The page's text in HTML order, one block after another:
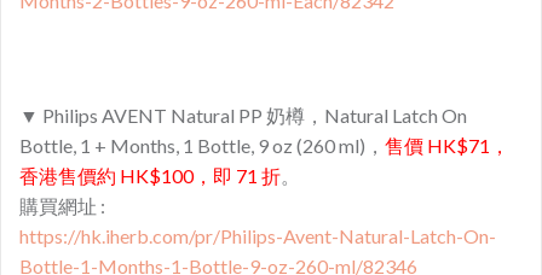
▼ Philips AVENT Natural PP 奶樽，Natural Latch On
Bottle, 1 + Months, 1 Bottle, 9 oz (260 ml)， 售價 HK$71，
香港售價約 HK$100，即 71 折。
購買網址 :
https://hk.iherb.com/pr/Philips-Avent-Natural-Latch-On-
Bottle-1-Months-1-Bottle-9-oz-260-ml/82346